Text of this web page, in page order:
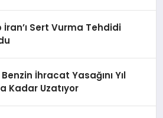
İran’ı Sert Vurma Tehdidi
İhracat Yasağını Yıl
Kadar Uzatıyor